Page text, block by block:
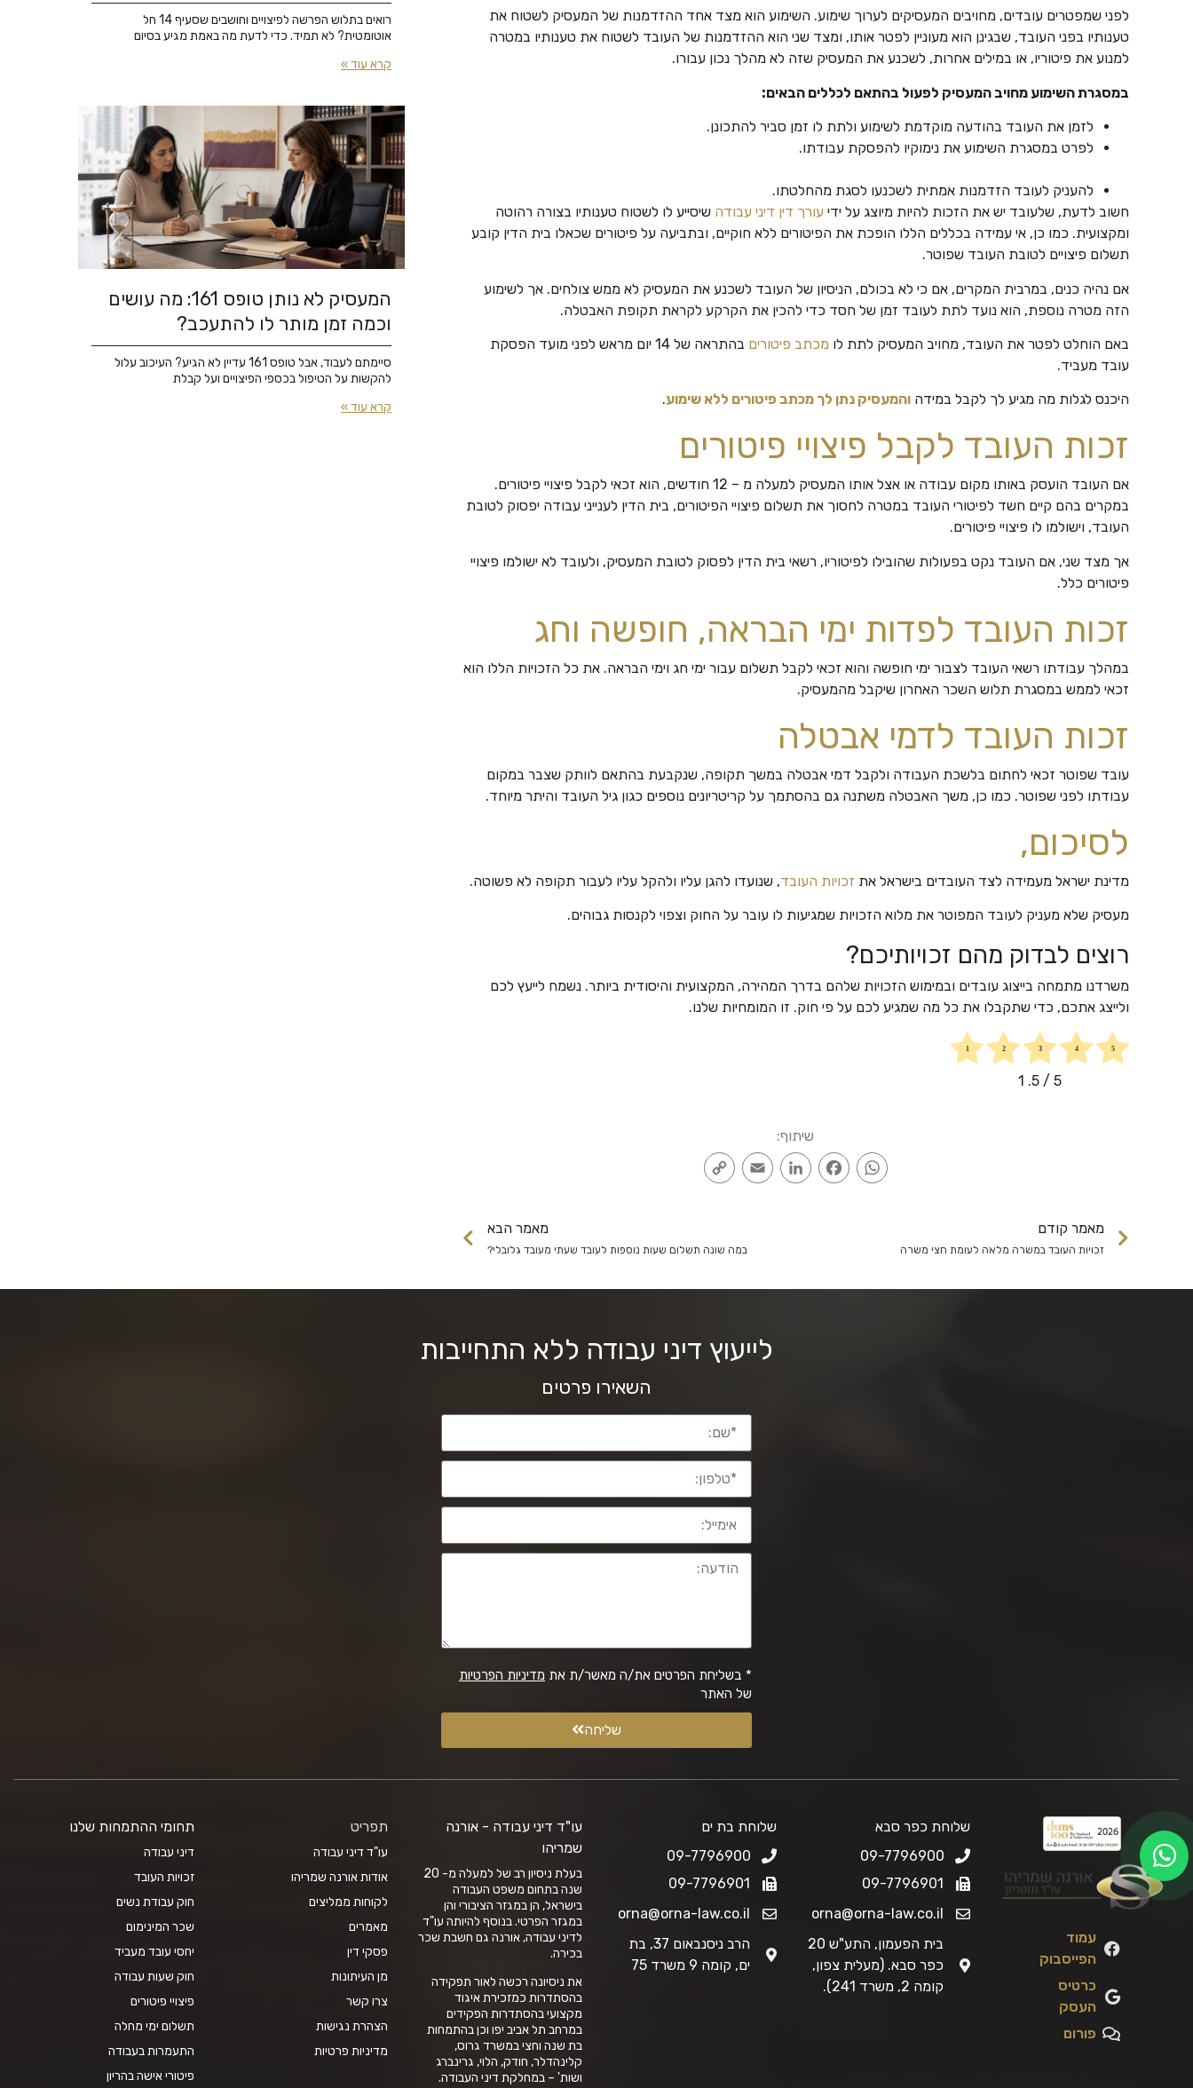
לפני שמפטרים עובדים, מחויבים המעסיקים לערוך שימוע. השימוע הוא מצד אחד ההזדמנות של המעסיק לשטוח את
טענותיו בפני העובד, שבגינן הוא מעוניין לפטר אותו, ומצד שני הוא ההזדמנות של העובד לשטוח את טענותיו במטרה
למנוע את פיטוריו, או במילים אחרות, לשכנע את המעסיק שזה לא מהלך נכון עבורו.
במסגרת השימוע מחויב המעסיק לפעול בהתאם לכללים הבאים:
לזמן את העובד בהודעה מוקדמת לשימוע ולתת לו זמן סביר להתכונן.
לפרט במסגרת השימוע את נימוקיו להפסקת עבודתו.
להעניק לעובד הזדמנות אמתית לשכנעו לסגת מהחלטתו.
חשוב לדעת, שלעובד יש את הזכות להיות מיוצג על ידי עורך דין דיני עבודה שיסייע לו לשטוח טענותיו בצורה רהוטה
ומקצועית. כמו כן, אי עמידה בכללים הללו הופכת את הפיטורים ללא חוקיים, ובתביעה על פיטורים שכאלו בית הדין קובע
תשלום פיצויים לטובת העובד שפוטר.
אם נהיה כנים, במרבית המקרים, אם כי לא בכולם, הניסיון של העובד לשכנע את המעסיק לא ממש צולחים. אך לשימוע
הזה מטרה נוספת, הוא נועד לתת לעובד זמן של חסד כדי להכין את הקרקע לקראת תקופת האבטלה.
באם הוחלט לפטר את העובד, מחויב המעסיק לתת לו מכתב פיטורים
בהתראה של 14 יום מראש לפני מועד הפסקת
עובד מעביד.
היכנס לגלות מה מגיע לך לקבל במידה והמעסיק נתן לך מכתב פיטורים ללא שימוע.
זכות העובד לקבל פיצויי פיטורים
אם העובד הועסק באותו מקום עבודה או אצל אותו המעסיק למעלה מ – 12 חודשים, הוא זכאי לקבל פיצויי פיטורים.
במקרים בהם קיים חשד לפיטורי העובד במטרה לחסוך את תשלום פיצויי הפיטורים, בית הדין לענייני עבודה יפסוק לטובת
העובד, וישולמו לו פיצויי פיטורים.
אך מצד שני, אם העובד נקט בפעולות שהובילו לפיטוריו, רשאי בית הדין לפסוק לטובת המעסיק, ולעובד לא ישולמו פיצויי
פיטורים כלל.
זכות העובד לפדות ימי הבראה, חופשה וחג
במהלך עבודתו רשאי העובד לצבור ימי חופשה והוא זכאי לקבל תשלום עבור ימי חג וימי הבראה. את כל הזכויות הללו הוא
זכאי לממש במסגרת תלוש השכר האחרון שיקבל מהמעסיק.
זכות העובד לדמי אבטלה
עובד שפוטר זכאי לחתום בלשכת העבודה ולקבל דמי אבטלה במשך תקופה, שנקבעת בהתאם לוותק שצבר במקום
עבודתו לפני שפוטר. כמו כן, משך האבטלה משתנה גם בהסתמך על קריטריונים נוספים כגון גיל העובד והיתר מיוחד.
לסיכום,
מדינת ישראל מעמידה לצד העובדים בישראל את זכויות העובד, שנועדו להגן עליו ולהקל עליו לעבור תקופה לא פשוטה.
מעסיק שלא מעניק לעובד המפוטר את מלוא הזכויות שמגיעות לו עובר על החוק וצפוי לקנסות גבוהים.
רוצים לבדוק מהם זכויותיכם?
משרדנו מתמחה בייצוג עובדים ובמימוש הזכויות שלהם בדרך המהירה, המקצועית והיסודית ביותר. נשמח לייעץ לכם
ולייצג אתכם, כדי שתקבלו את כל מה שמגיע לכם על פי חוק. זו המומחיות שלנו.
5
/ 5.
1
שיתוף:
WhatsApp
Facebook
LinkedIn
Email
מאמר קודם
זכויות העובד במשרה מלאה לעומת חצי משרה
מאמר הבא
במה שונה תשלום שעות נוספות לעובד שעתי מעובד גלובלי?
רואים בתלוש הפרשה לפיצויים וחושבים שסעיף 14 חל
אוטומטית? לא תמיד. כדי לדעת מה באמת מגיע בסיום
קרא עוד »
המעסיק לא נותן טופס 161: מה עושים
וכמה זמן מותר לו להתעכב?
סיימתם לעבוד, אבל טופס 161 עדיין לא הגיע? העיכוב עלול
להקשות על הטיפול בכספי הפיצויים ועל קבלת
קרא עוד »
לייעוץ דיני עבודה ללא התחייבות
השאירו פרטים
* בשליחת הפרטים את/ה מאשר/ת את מדיניות הפרטיות
של האתר
שליחה
עמוד
הפייסבוק
כרטיס
העסק
פורום
שלוחת כפר סבא
09-7796900
09-7796901
orna@orna-law.co.il
בית הפעמון, התע"ש 20
כפר סבא. (מעלית צפון,
קומה 2, משרד 241).
שלוחת בת ים
09-7796900
09-7796901
orna@orna-law.co.il
הרב ניסנבאום 37, בת
ים, קומה 9 משרד 75
עו"ד דיני עבודה - אורנה
שמריהו
בעלת ניסיון רב של למעלה מ- 20
שנה בתחום משפט העבודה
בישראל, הן במגזר הציבורי והן
במגזר הפרטי. בנוסף להיותה עו"ד
לדיני עבודה, אורנה גם חשבת שכר
בכירה.
את ניסיונה רכשה לאור תפקידה
בהסתדרות כמזכירת איגוד
מקצועי בהסתדרות הפקידים
במרחב תל אביב יפו וכן בהתמחות
בת שנה וחצי במשרד גרוס,
קלינהדלר, חודק, הלוי, גרינברג
ושות' – במחלקת דיני העבודה.
תפריט
עו"ד דיני עבודה
אודות אורנה שמריהו
לקוחות ממליצים
מאמרים
פסקי דין
מן העיתונות
צרו קשר
הצהרת נגישות
מדיניות פרטיות
תחומי ההתמחות שלנו
דיני עבודה
זכויות העובד
חוק עבודת נשים
שכר המינימום
יחסי עובד מעביד
חוק שעות עבודה
פיצויי פיטורים
תשלום ימי מחלה
התעמרות בעבודה
פיטורי אישה בהריון